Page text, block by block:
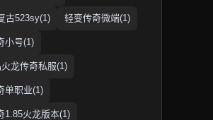
古523sy(1) 轻变传奇微端(1)
小号(1)
龙传奇私服(1)
单职业(1)
1.85火龙版本(1)